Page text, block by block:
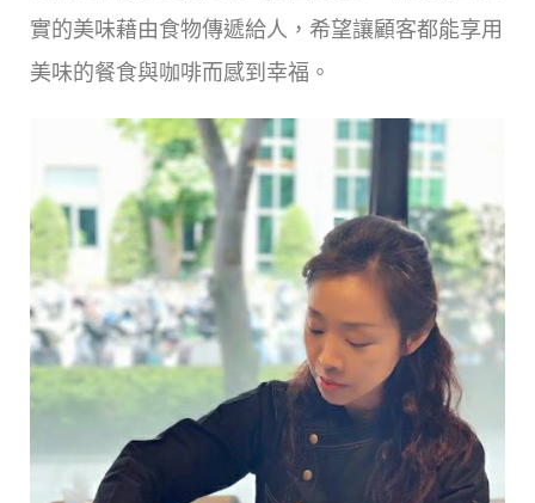
實的美味藉由食物傳遞給人，希望讓顧客都能享用
美味的餐食與咖啡而感到幸福。